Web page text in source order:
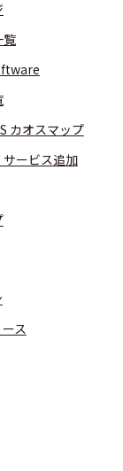
覧
カオスマップ
ービス追加
ス